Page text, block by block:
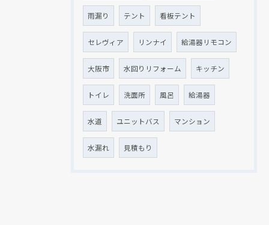
雨漏り テント 看板テント
セレヴィア リンナイ 給湯器リモコン
大阪市 水回りリフォーム キッチン
トイレ 洗面所 風呂 給湯器
水道 ユニットバス マンション
水漏れ 見積もり